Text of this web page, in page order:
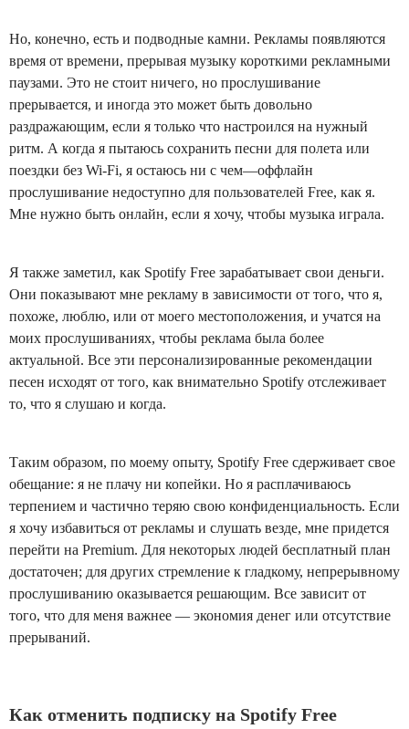
Но, конечно, есть и подводные камни. Рекламы появляются
время от времени, прерывая музыку короткими рекламными
паузами. Это не стоит ничего, но прослушивание
прерывается, и иногда это может быть довольно
раздражающим, если я только что настроился на нужный
ритм. А когда я пытаюсь сохранить песни для полета или
поездки без Wi-Fi, я остаюсь ни с чем—оффлайн
прослушивание недоступно для пользователей Free, как я.
Мне нужно быть онлайн, если я хочу, чтобы музыка играла.
Я также заметил, как Spotify Free зарабатывает свои деньги.
Они показывают мне рекламу в зависимости от того, что я,
похоже, люблю, или от моего местоположения, и учатся на
моих прослушиваниях, чтобы реклама была более
актуальной. Все эти персонализированные рекомендации
песен исходят от того, как внимательно Spotify отслеживает
то, что я слушаю и когда.
Таким образом, по моему опыту, Spotify Free сдерживает свое
обещание: я не плачу ни копейки. Но я расплачиваюсь
терпением и частично теряю свою конфиденциальность. Если
я хочу избавиться от рекламы и слушать везде, мне придется
перейти на Premium. Для некоторых людей бесплатный план
достаточен; для других стремление к гладкому, непрерывному
прослушиванию оказывается решающим. Все зависит от
того, что для меня важнее — экономия денег или отсутствие
прерываний.
Как отменить подписку на Spotify Free